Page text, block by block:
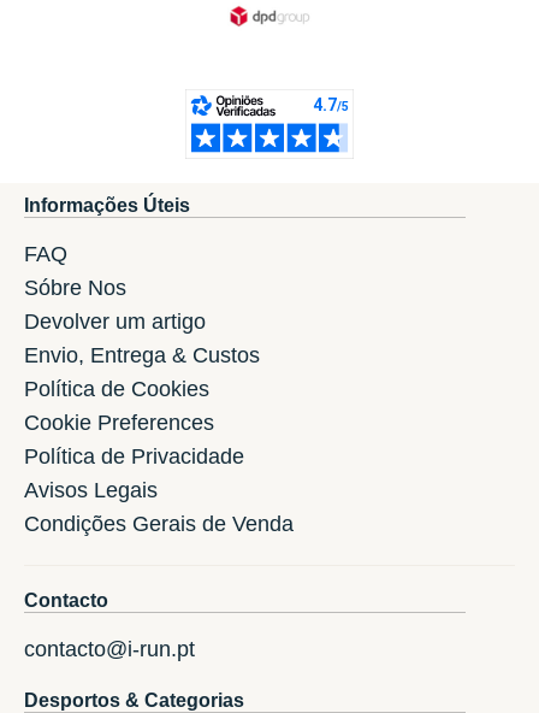
Informações Úteis
FAQ
Sóbre Nos
Devolver um artigo
Envio, Entrega & Custos
Política de Cookies
Cookie Preferences
Política de Privacidade
Avisos Legais
Condições Gerais de Venda
Contacto
contacto@i-run.pt
Desportos & Categorias